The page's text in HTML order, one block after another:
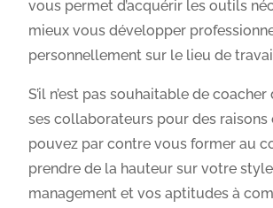
vous permet d’acquérir les outils
mieux vous développer
personnellement sur le lieu de
S’il n’est pas souhaitable de
ses collaborateurs pour des raisons
pouvez par contre vous former au
prendre de la hauteur sur votre
management et vos aptitudes à